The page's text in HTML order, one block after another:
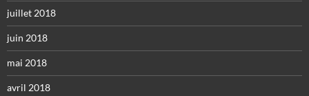
juillet 2018
juin 2018
mai 2018
avril 2018